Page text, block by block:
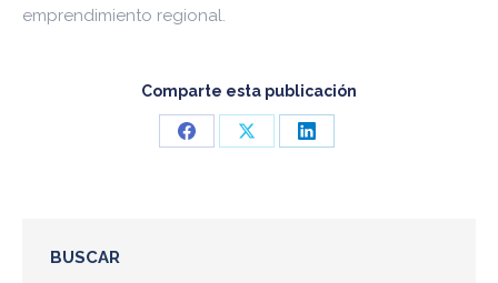
emprendimiento regional.
Comparte esta publicación
Share
Share
Share
BUSCAR